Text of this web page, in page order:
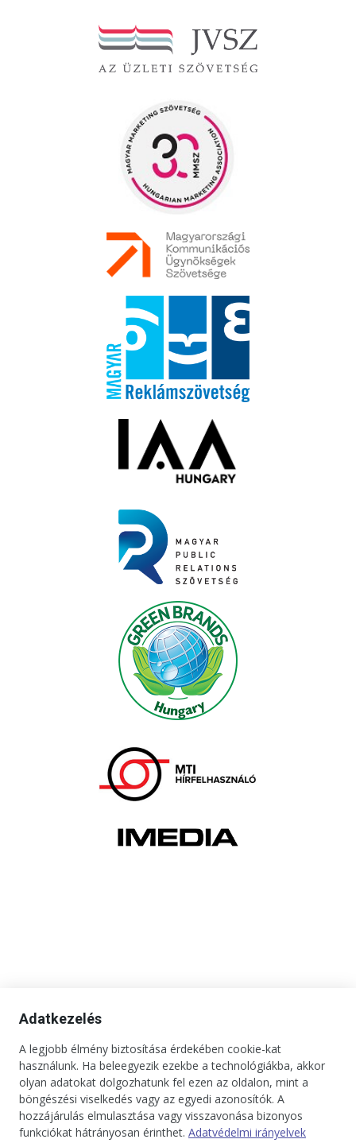
Adatkezelés
A legjobb élmény biztosítása érdekében cookie-kat
használunk. Ha beleegyezik ezekbe a technológiákba, akkor
olyan adatokat dolgozhatunk fel ezen az oldalon, mint a
böngészési viselkedés vagy az egyedi azonosítók. A
hozzájárulás elmulasztása vagy visszavonása bizonyos
funkciókat hátrányosan érinthet. Adatvédelmi irányelvek